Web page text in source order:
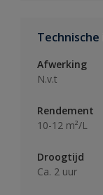
Afwerking
N.v.t
Rendement
10-12 m²/L
Droogtijd
Ca. 2 uur